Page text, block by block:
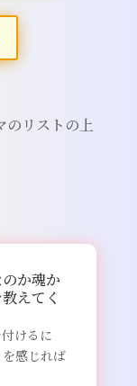
のリストの上
か魂か
えてく
けるに
感じれば